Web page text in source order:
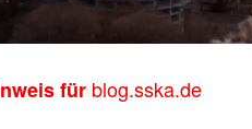
für blog.sska.de